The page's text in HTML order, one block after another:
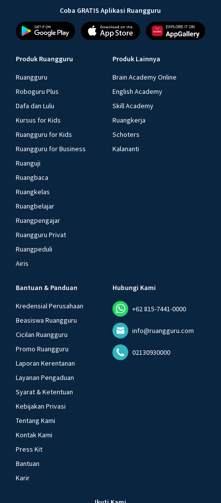
Coba GRATIS Aplikasi Ruangguru
Produk Ruangguru
Ruangguru
Roboguru Plus
Dafa dan Lulu
Kursus for Kids
Ruangguru for Kids
Ruangguru for Business
Ruanguji
Ruangbaca
Ruangkelas
Ruangbelajar
Ruangpengajar
Ruangguru Privat
Ruangpeduli
Airis
Produk Lainnya
Brain Academy Online
English Academy
Skill Academy
Ruangkerja
Schoters
Kalananti
Bantuan & Panduan
Kredensial Perusahaan
Beasiswa Ruangguru
Cicilan Ruangguru
Promo Ruangguru
Laporan Kerentanan
Layanan Pengaduan
Syarat & Ketentuan
Kebijakan Privasi
Tentang Kami
Kontak Kami
Press Kit
Bantuan
Karir
Hubungi Kami
+62 815-7441-0000
info@ruangguru.com
02130930000